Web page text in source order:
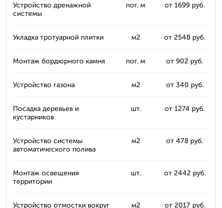
Устройство дренажной
системы
пог. м от 1699 руб.
Укладка тротуарной плитки м2 от 2548 руб.
Монтаж бордюрного камня пог. м от 902 руб.
Устройство газона м2 от 340 руб.
Посадка деревьев и
кустарников
шт. от 1274 руб.
Устройство системы
автоматического полива
м2 от 478 руб.
Монтаж освещения
территории
шт. от 2442 руб.
Устройство отмостки вокруг
м2 от 2017 руб.